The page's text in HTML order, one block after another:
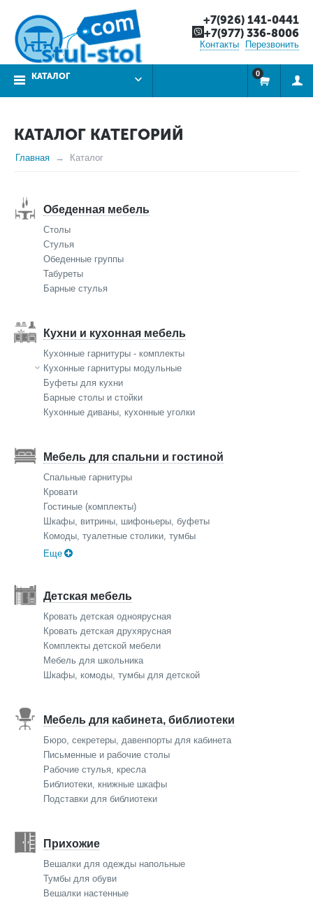
+7(926) 141-0441
+7(977) 336-8006
Контакты Перезвонить
КАТАЛОГ 0
КАТАЛОГ КАТЕГОРИЙ
Главная Каталог
Обеденная мебель
Столы
Стулья
Обеденные группы
Табуреты
Барные стулья
Кухни и кухонная мебель
Кухонные гарнитуры - комплекты
Кухонные гарнитуры модульные
Буфеты для кухни
Барные столы и стойки
Кухонные диваны, кухонные уголки
Мебель для спальни и гостиной
Спальные гарнитуры
Кровати
Гостиные (комплекты)
Шкафы, витрины, шифоньеры, буфеты
Комоды, туалетные столики, тумбы
Еще
Детская мебель
Кровать детская одноярусная
Кровать детская друхярусная
Комплекты детской мебели
Мебель для школьника
Шкафы, комоды, тумбы для детской
Мебель для кабинета, библиотеки
Бюро, секретеры, давенпорты для кабинета
Письменные и рабочие столы
Рабочие стулья, кресла
Библиотеки, книжные шкафы
Подставки для библиотеки
Прихожие
Вешалки для одежды напольные
Тумбы для обуви
Вешалки настенные